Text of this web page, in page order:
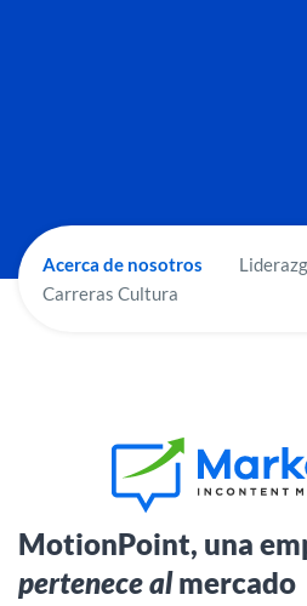
Acerca de nosotros
Carreras Cultura
MotionPoint, una
pertenece almercado